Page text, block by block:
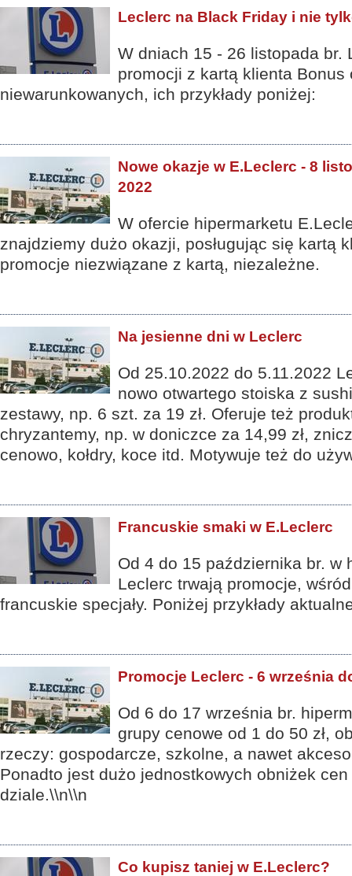
Leclerc na Black Friday i nie
W dniach 15 - 26 listopada br.
promocji z kartą klienta Bonus
niewarunkowanych, ich przykłady poniżej:
Nowe okazje w E.Leclerc - 8
2022
W ofercie hipermarketu
znajdziemy dużo okazji, posługując się kartą
promocje niezwiązane z kartą, niezależne.
Na jesienne dni w Leclerc
Od 25.10.2022 do 5.11.2022
nowo otwartego stoiska z
zestawy, np. 6 szt. za 19 zł. Oferuje też
chryzantemy, np. w doniczce za 14,99 zł,
cenowo, kołdry, koce itd. Motywuje też do
Francuskie smaki w E.Leclerc
Od 4 do 15 października br. w
Leclerc trwają promocje,
francuskie specjały. Poniżej przykłady
Promocje Leclerc - 6 września
Od 6 do 17 września br.
grupy cenowe od 1 do 50 zł,
rzeczy: gospodarcze, szkolne, a nawet
Ponadto jest dużo jednostkowych obniżek
dziale.\\n\\n
Co kupisz taniej w E.Leclerc?